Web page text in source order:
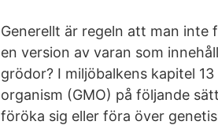
Generellt är regeln att man
en version av varan som
grödor? I miljöbalkens kapitel
organism (GMO) på följande
föröka sig eller föra över